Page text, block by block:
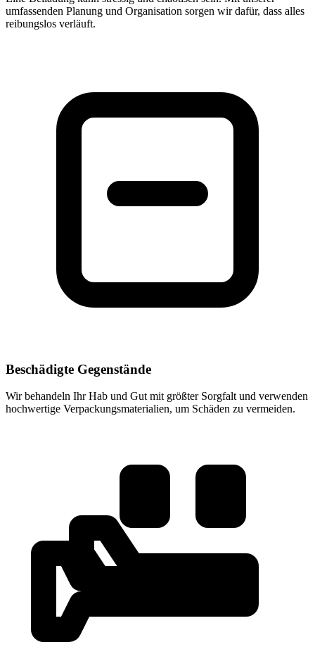
umfassenden Planung und Organisation sorgen wir dafür, dass alles
reibungslos verläuft.
Beschädigte Gegenstände
Wir behandeln Ihr Hab und Gut mit größter Sorgfalt und verwenden
hochwertige Verpackungsmaterialien, um Schäden zu vermeiden.